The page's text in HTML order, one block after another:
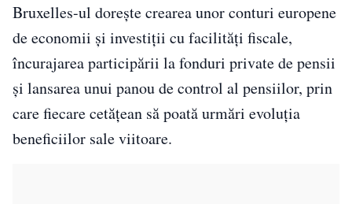
Bruxelles-ul dorește crearea unor conturi europene
de economii și investiții cu facilități fiscale,
încurajarea participării la fonduri private de pensii
și lansarea unui panou de control al pensiilor, prin
care fiecare cetățean să poată urmări evoluția
beneficiilor sale viitoare.